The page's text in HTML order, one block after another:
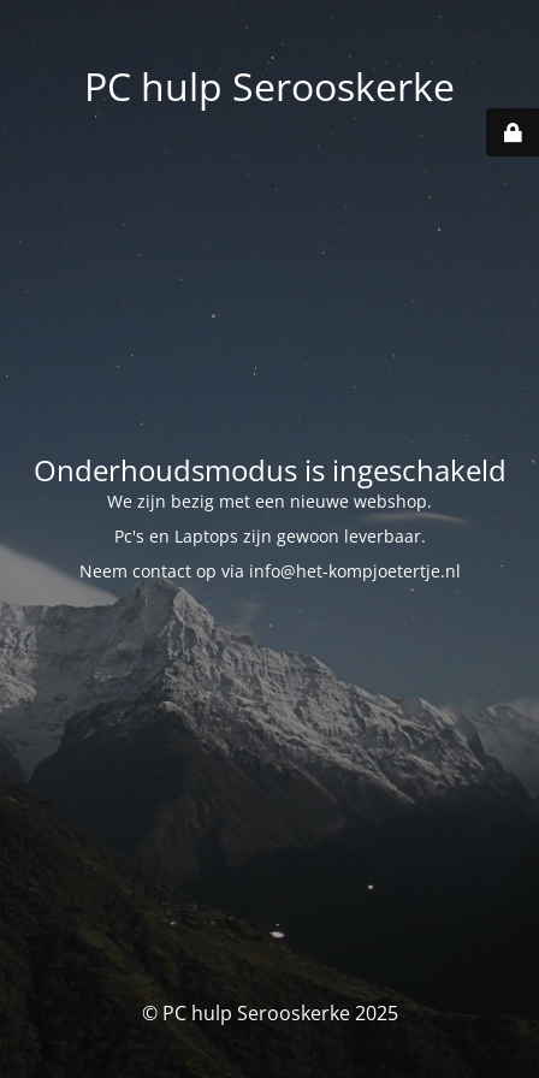
PC hulp Serooskerke
Onderhoudsmodus is ingeschakeld
We zijn bezig met een nieuwe webshop.
Pc's en Laptops zijn gewoon leverbaar.
Neem contact op via info@het-kompjoetertje.nl
© PC hulp Serooskerke 2025